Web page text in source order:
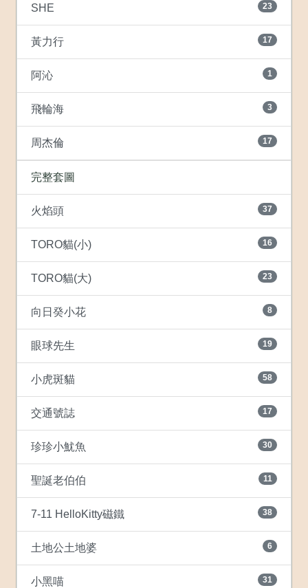
SHE 23
黃力行 17
阿沁 1
飛輪海 3
周杰倫 17
完整套圖
火焰頭 37
TORO貓(小) 16
TORO貓(大) 23
向日癸小花 8
眼球先生 19
小虎斑貓 58
交通號誌 17
珍珍小魷魚 30
聖誕老伯伯 11
7-11 HelloKitty磁鐵 38
土地公土地婆 6
小黑喵 31